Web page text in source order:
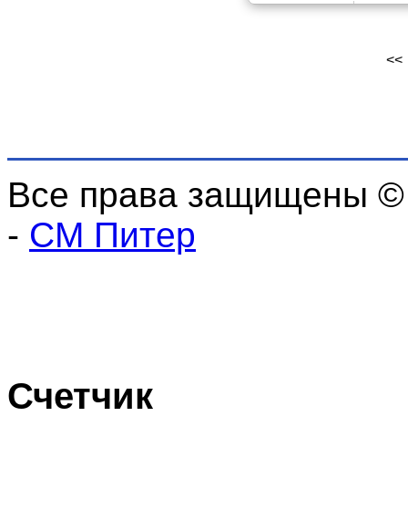
<<
Все права защищены
- СМ Питер
Счетчик